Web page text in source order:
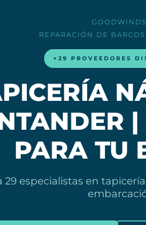
GOODWINDS
REPARACIÓN DE BARCOS
+29 PROVEEDORES
|
PARA TU
29 especialistas en